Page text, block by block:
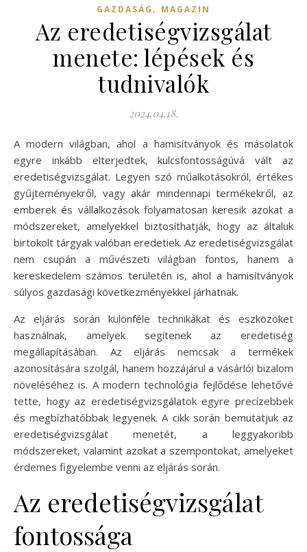
GAZDASÁG , MAGAZIN
Az eredetiségvizsgálat
menete: lépések és
tudnivalók
2024.04.18.
A modern világban, ahol a hamisítványok és másolatok
egyre inkább elterjedtek, kulcsfontosságúvá vált az
eredetiségvizsgálat. Legyen szó műalkotásokról, értékes
gyűjteményekről, vagy akár mindennapi termékekről, az
emberek és vállalkozások folyamatosan keresik azokat a
módszereket, amelyekkel biztosíthatják, hogy az általuk
birtokolt tárgyak valóban eredetiek. Az eredetiségvizsgálat
nem csupán a művészeti világban fontos, hanem a
kereskedelem számos területén is, ahol a hamisítványok
súlyos gazdasági következményekkel járhatnak.
Az eljárás során különféle technikákat és eszközöket
használnak, amelyek segítenek az eredetiség
megállapításában. Az eljárás nemcsak a termékek
azonosítására szolgál, hanem hozzájárul a vásárlói bizalom
növeléséhez is. A modern technológia fejlődése lehetővé
tette, hogy az eredetiségvizsgálatok egyre precízebbek
és megbízhatóbbak legyenek. A cikk során bemutatjuk az
eredetiségvizsgálat menetét, a leggyakoribb
módszereket, valamint azokat a szempontokat, amelyeket
érdemes figyelembe venni az eljárás során.
Az eredetiségvizsgálat
fontossága